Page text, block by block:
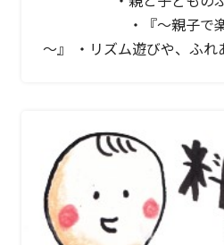
・『～親子で楽し
～』 ・リズム遊びや、ふれ